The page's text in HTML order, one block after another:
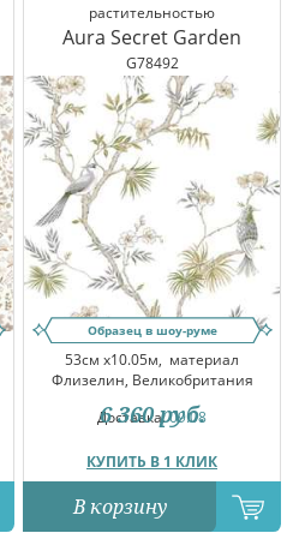
растительностью
Aura Secret Garden
G78492
Образец в шоу-руме
53см x10.05м, материал
Флизелин, Великобритания
Доставка:09.08
КУПИТЬ В 1 КЛИК
6 360 руб.
В корзину